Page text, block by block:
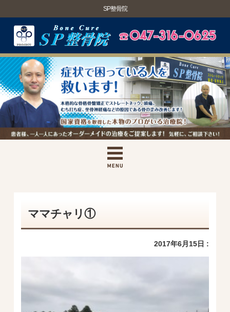
SP整骨院
ママチャリ①
2017年6月15日 :